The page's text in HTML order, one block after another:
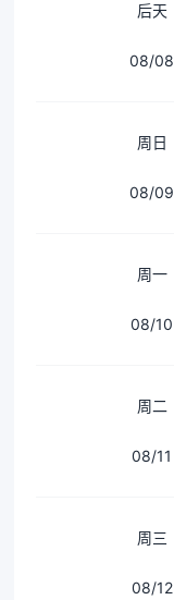
后天
08/08
周日
08/09
周一
08/10
周二
08/11
周三
08/12